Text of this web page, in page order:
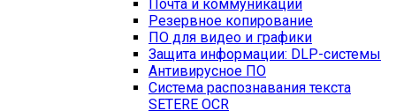
Почта и коммуникации
Резервное копирование
ПО для видео и графики
Защита информации: DLP-системы
Антивирусное ПО
Система распознавания текста
SETERE OCR